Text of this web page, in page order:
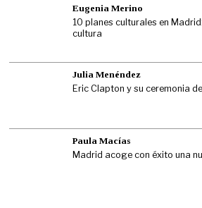
Eugenia Merino
10 planes culturales en
cultura
Julia Menéndez
Eric Clapton y su ceremonia
Paula Macías
Madrid acoge con éxito una